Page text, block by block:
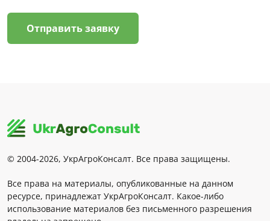
Отправить заявку
© 2004-2026, УкрАгроКонсалт. Все права защищены.
Все права на материалы, опубликованные на данном
ресурсе, принадлежат УкрАгроКонсалт. Какое-либо
использование материалов без письменного разрешения